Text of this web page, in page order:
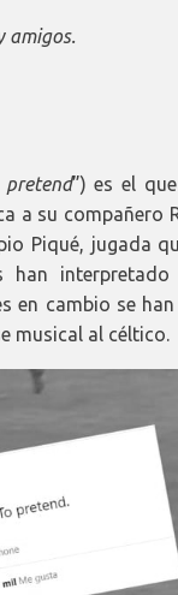
amigos.
”) es el
a su compañero
Piqué, jugada
han
en cambio se
musical al céltico.